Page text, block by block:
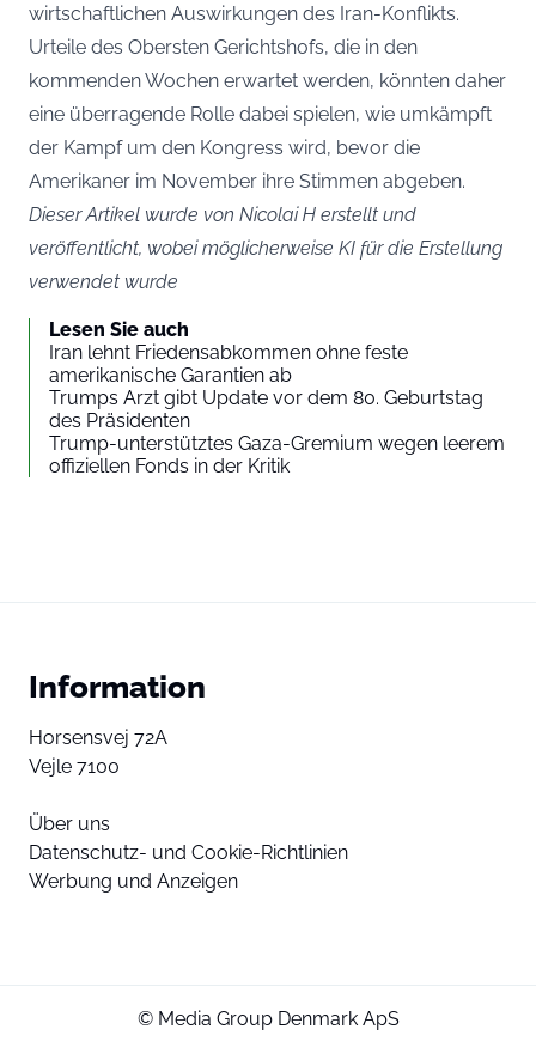
wirtschaftlichen Auswirkungen des Iran-Konflikts.
Urteile des Obersten Gerichtshofs, die in den
kommenden Wochen erwartet werden, könnten daher
eine überragende Rolle dabei spielen, wie umkämpft
der Kampf um den Kongress wird, bevor die
Amerikaner im November ihre Stimmen abgeben.
Dieser Artikel wurde von Nicolai H erstellt und
veröffentlicht, wobei möglicherweise KI für die Erstellung
verwendet wurde
Lesen Sie auch
Iran lehnt Friedensabkommen ohne feste
amerikanische Garantien ab
Trumps Arzt gibt Update vor dem 80. Geburtstag
des Präsidenten
Trump-unterstütztes Gaza-Gremium wegen leerem
offiziellen Fonds in der Kritik
Information
Horsensvej 72A
Vejle 7100
Über uns
Datenschutz- und Cookie-Richtlinien
Werbung und Anzeigen
© Media Group Denmark ApS